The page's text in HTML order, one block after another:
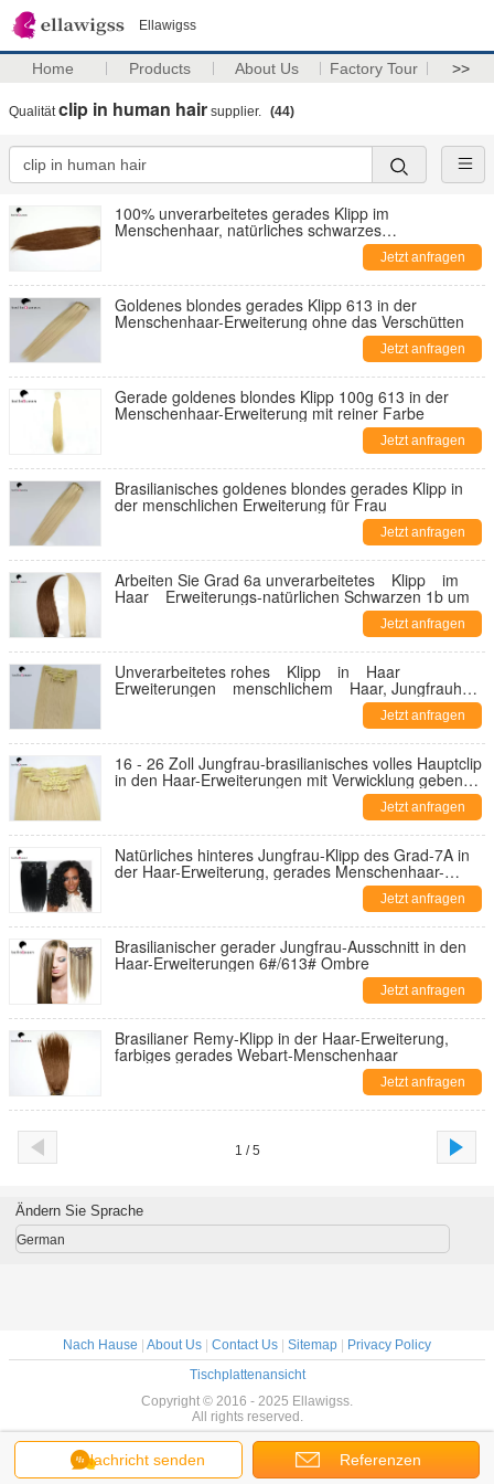
Ellawigss
Home Products About Us Factory Tour >>
Qualitätclip in human hair supplier. (44)
100% unverarbeitetes gerades Klipp im
Menschenhaar, natürliches schwarzes
Jetzt anfragen
Goldenes blondes gerades Klipp 613 in der
Menschenhaar-Erweiterung ohne das Verschütten
Jetzt anfragen
Gerade goldenes blondes Klipp 100g 613 in der
Menschenhaar-Erweiterung mit reiner Farbe
Jetzt anfragen
Brasilianisches goldenes blondes gerades Klipp in
der menschlichen Erweiterung für Frau
Jetzt anfragen
Arbeiten Sie Grad 6a unverarbeitetes Klipp im
Haar Erweiterungs-natürlichen Schwarzen 1b um
Jetzt anfragen
Unverarbeitetes rohes Klipp in Haar
Erweiterungen menschlichem Haar, Jungfrauhaar
Jetzt anfragen
16 - 26 Zoll Jungfrau-brasilianisches volles Hauptclip
in den Haar-Erweiterungen mit Verwicklung geben
Jetzt anfragen
Natürliches hinteres Jungfrau-Klipp des Grad-7A in
der Haar-Erweiterung, gerades Menschenhaar-
Jetzt anfragen
Brasilianischer gerader Jungfrau-Ausschnitt in den
Haar-Erweiterungen 6#/613# Ombre
Jetzt anfragen
Brasilianer Remy-Klipp in der Haar-Erweiterung,
farbiges gerades Webart-Menschenhaar
Jetzt anfragen
1 / 5
Nachricht senden Referenzen
Ändern Sie Sprache
German
Nach Hause About Us Contact Us Sitemap
Privacy Policy
Tischplattenansicht
Copyright © 2016 - 2025 Ellawigss.
All rights reserved.